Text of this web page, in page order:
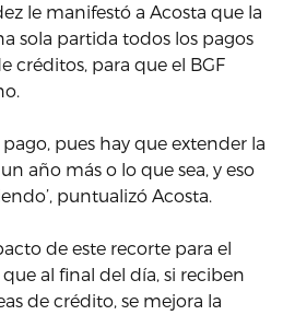
le manifestó a Acosta que la
sola partida todos los pagos
créditos, para que el BGF
pues hay que extender la
año más o lo que sea, y eso
puntualizó Acosta.
de este recorte para el
al final del día, si reciben
de crédito, se mejora la